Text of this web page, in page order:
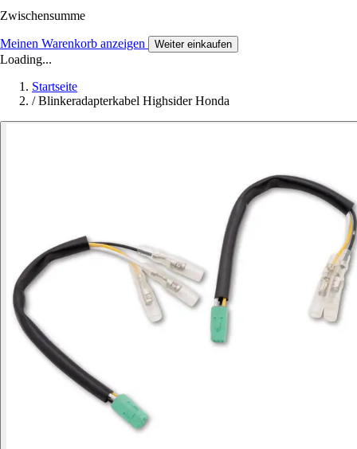
Zwischensumme
Meinen Warenkorb anzeigen Weiter einkaufen
Loading...
Startseite
/ Blinkeradapterkabel Highsider Honda